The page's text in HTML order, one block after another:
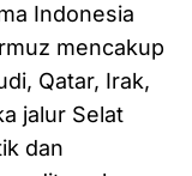
Indonesia
mencakup
Qatar, Irak,
jalur Selat
dan